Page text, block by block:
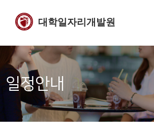
대학일자리개발원
일정안내